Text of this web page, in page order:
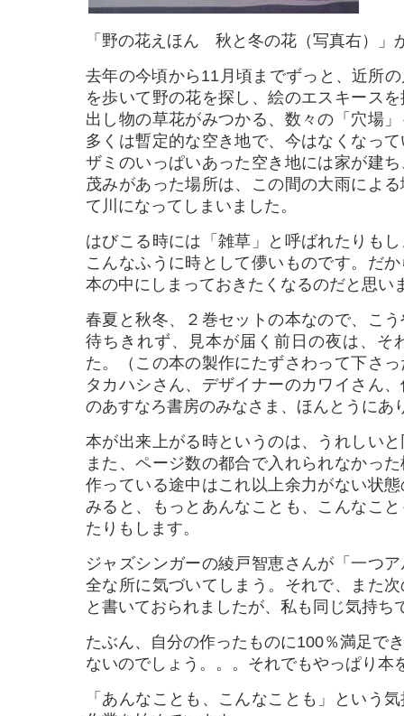
「野の花えほん 秋と冬の花（写真右）」
去年の今頃から11月頃までずっと、近所
を歩いて野の花を探し、絵のエスキース
出し物の草花がみつかる、数々の「穴場
多くは暫定的な空き地で、今はなくなっ
ザミのいっぱいあった空き地には家が建
茂みがあった場所は、この間の大雨によ
て川になってしまいました。
はびこる時には「雑草」と呼ばれたりも
こんなふうに時として儚いものです。だ
本の中にしまっておきたくなるのだと思い
春夏と秋冬、２巻セットの本なので、こ
待ちきれず、見本が届く前日の夜は、そ
た。（この本の製作にたずさわって下さ
タカハシさん、デザイナーのカワイさん
のあすなろ書房のみなさま、ほんとうにあ
本が出来上がる時というのは、うれしい
また、ページ数の都合で入れられなかっ
作っている途中はこれ以上余力がない状
みると、もっとあんなことも、こんなこ
たりもします。
ジャズシンガーの綾戸智恵さんが「一つ
全な所に気づいてしまう。それで、また
と書いておられましたが、私も同じ気持ち
たぶん、自分の作ったものに100％満足で
ないのでしょう。。。それでもやっぱり本
「あんなことも、こんなことも」という